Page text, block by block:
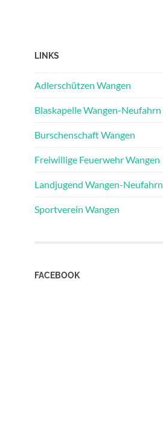
LINKS
Adlerschützen Wangen
Blaskapelle Wangen-Neufahrn
Burschenschaft Wangen
Freiwillige Feuerwehr Wangen
Landjugend Wangen-Neufahrn
Sportverein Wangen
FACEBOOK